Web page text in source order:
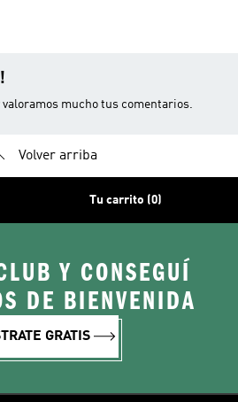
mucho tus comentarios.
Volver arriba
Tu carrito (0)
Y CONSEGUÍ
DE BIENVENIDA
GRATIS